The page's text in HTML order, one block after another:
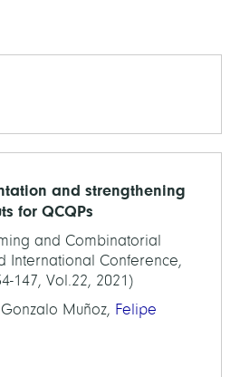
and strengthening
for QCQPs
and Combinatorial
International Conference,
147, Vol.22, 2021)
Muñoz, Felipe